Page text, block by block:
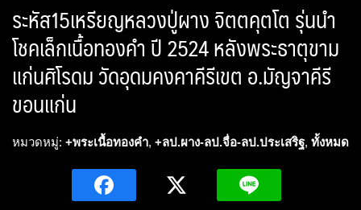
ระหัส15เหรียญหลวงปู่ผาง จิตตคุตโต รุ่นนำ
โชคเล็กเนื้อทองคำ ปี 2524 หลังพระธาตุขาม
แก่นศิโรดม วัดอุดมคงคาคีรีเขต อ.มัญจาคีรี
ขอนแก่น
หมวดหมู่: +พระเนื้อทองคำ, +ลป.ผาง-ลป.จื่อ-ลป.ประเสริฐ, ทั้งหมด